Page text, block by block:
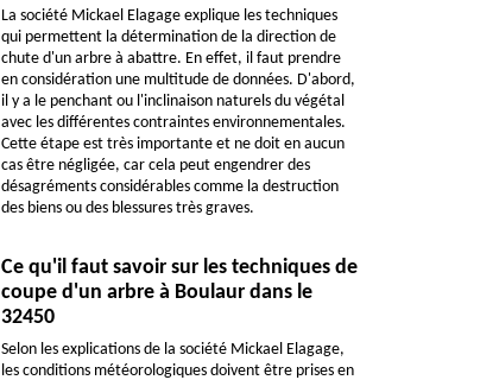
La société Mickael Elagage explique les techniques
qui permettent la détermination de la direction de
chute d'un arbre à abattre. En effet, il faut prendre
en considération une multitude de données. D'abord,
il y a le penchant ou l'inclinaison naturels du végétal
avec les différentes contraintes environnementales.
Cette étape est très importante et ne doit en aucun
cas être négligée, car cela peut engendrer des
désagréments considérables comme la destruction
des biens ou des blessures très graves.
Ce qu'il faut savoir sur les techniques de
coupe d'un arbre à Boulaur dans le
32450
Selon les explications de la société Mickael Elagage,
les conditions météorologiques doivent être prises en